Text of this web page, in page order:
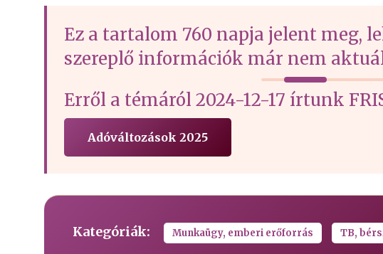
Ez a tartalom 760 napja jelent meg,
szereplő információk már nem
Erről a témáról 2024-12-17 írtunk
Adóváltozások 2025
Kategóriák: Munkaügy, emberi erőforrás TB,